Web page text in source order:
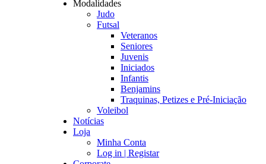
Modalidades
Judo
Futsal
Veteranos
Seniores
Juvenis
Iniciados
Infantis
Benjamins
Traquinas, Petizes e Pré-Iniciação
Voleibol
Notícias
Loja
Minha Conta
Log in | Registar